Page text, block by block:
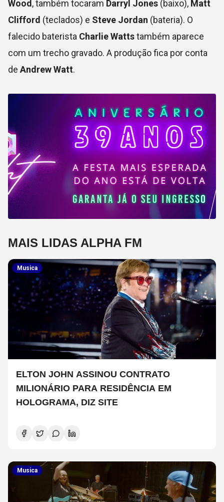
Wood , também tocaram Darryl Jones (baixo), Matt
Clifford (teclados) e Steve Jordan (bateria). O
falecido baterista Charlie Wattstambém aparece
com um trecho gravado. A produção fica por conta
de Andrew Watt.
MAIS LIDAS ALPHA FM
Musica
ELTON JOHN ASSINOU CONTRATO
MILIONÁRIO PARA RESIDÊNCIA EM
HOLOGRAMA, DIZ SITE
Musica